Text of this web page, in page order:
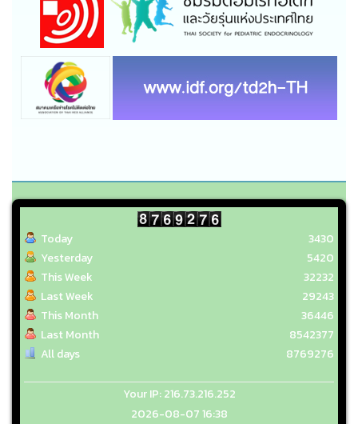
Today
Yesterday
This Week
Last Week
This Month
Last Month
All days
3430
5420
32232
29243
36446
8542377
8769276
Your IP: 216.73.216.252
2026-08-07 16:38